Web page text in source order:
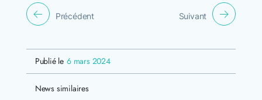
Précédent Suivant
Publié le 6 mars 2024
News similaires
27.07.2026